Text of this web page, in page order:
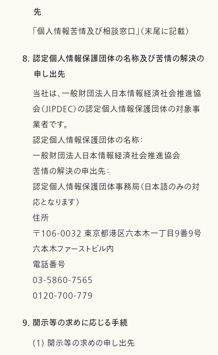
先
「個人情報苦情及び相談窓口」（末尾に記載）
8. 認定個人情報保護団体の名称及び苦情の解決の
申し出先
当社は、一般財団法人日本情報経済社会推進協
会（JIPDEC）の認定個人情報保護団体の対象事
業者です。
認定個人情報保護団体の名称：
一般財団法人日本情報経済社会推進協会
苦情の解決の申出先：
認定個人情報保護団体事務局（日本語のみの対
応となります）
住所
〒106-0032 東京都港区六本木一丁目９番９号
六本木ファーストビル内
電話番号
03-5860-7565
0120-700-779
9. 開示等の求めに応じる手続
(1) 開示等の求めの申し出先